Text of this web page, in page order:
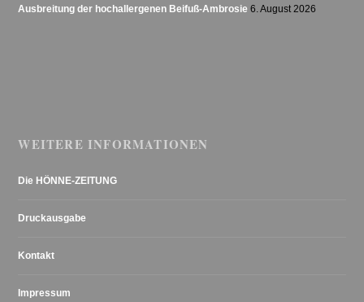
Ausbreitung der hochallergenen Beifuß-Ambrosie 6. August 2026
WEITERE INFORMATIONEN
Die HÖNNE-ZEITUNG
Druckausgabe
Kontakt
Impressum